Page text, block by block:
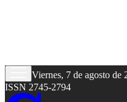
Viernes, 7 de agosto de
ISSN 2745-2794